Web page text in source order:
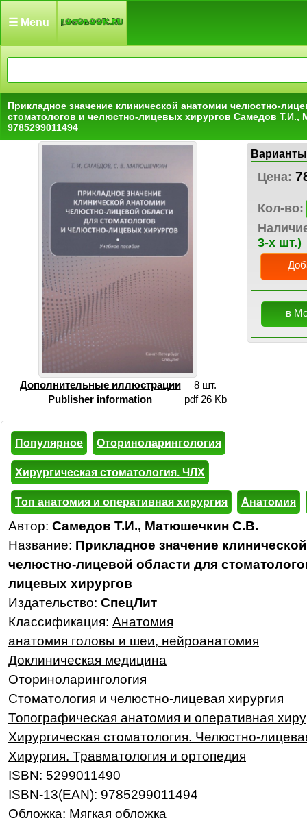
☰ Menu
Прикладное значение клинической анатомии челюстно-
стоматологов и челюстно-лицевых хирургов Самедов Т.И.,
9785299011494
Дополнительные иллюстрации
8 шт.
Publisher information
pdf 26 Kb
Цена:
Кол-во:
3-х шт.)
в
Популярное Оториноларингология
Хирургическая стоматология. ЧЛХ
Топ анатомия и оперативная хирургия Анатомия
Автор: Самедов Т.И., Матюшечкин С.В.
Название: Прикладное значение
челюстно-лицевой области для
лицевых хирургов
Издательство: СпецЛит
Классификация: Анатомия
анатомия головы и шеи, нейроанатомия
Доклиническая медицина
Оториноларингология
Стоматология и челюстно-лицевая хирургия
Топографическая анатомия и оперативная
Хирургическая стоматология. Челюстно-
Хирургия. Травматология и ортопедия
ISBN: 5299011490
ISBN-13(EAN): 9785299011494
Обложка: Мягкая обложка